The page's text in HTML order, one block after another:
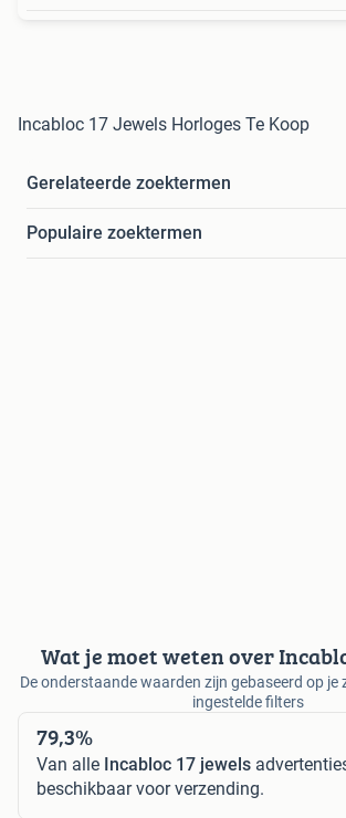
Incabloc 17 Jewels Horloges Te Koop
Gerelateerde zoektermen
Populaire zoektermen
Wat je moet weten over
De onderstaande waarden zijn gebaseerd op je
ingestelde filters
79,3%
Van alle Incabloc 17 jewels
beschikbaar voor verzending.